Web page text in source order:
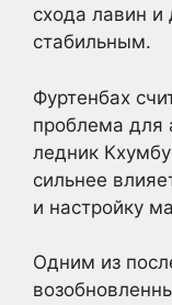
схода лавин
стабильным.
Фуртенбах
проблема для
ледник
сильнее
и настройку
Одним из